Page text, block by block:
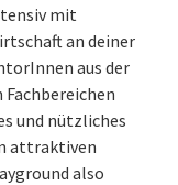
mit
an deiner
aus der
und nützliches
attraktiven
also